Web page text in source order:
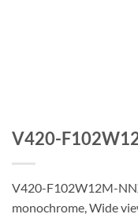
V420-
V420-F102W12M-
monochrome, Wide